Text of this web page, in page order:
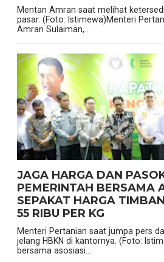
Mentan Amran saat melihat
pasar. (Foto: Istimewa)Menteri
Amran Sulaiman,...
JAGA HARGA DAN
PEMERINTAH BERSAMA
SEPAKAT HARGA
55 RIBU PER KG
Menteri Pertanian saat jumpa pers
jelang HBKN di kantornya. (Foto:
bersama asosiasi...